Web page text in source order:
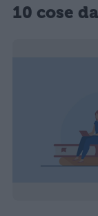
10 cose